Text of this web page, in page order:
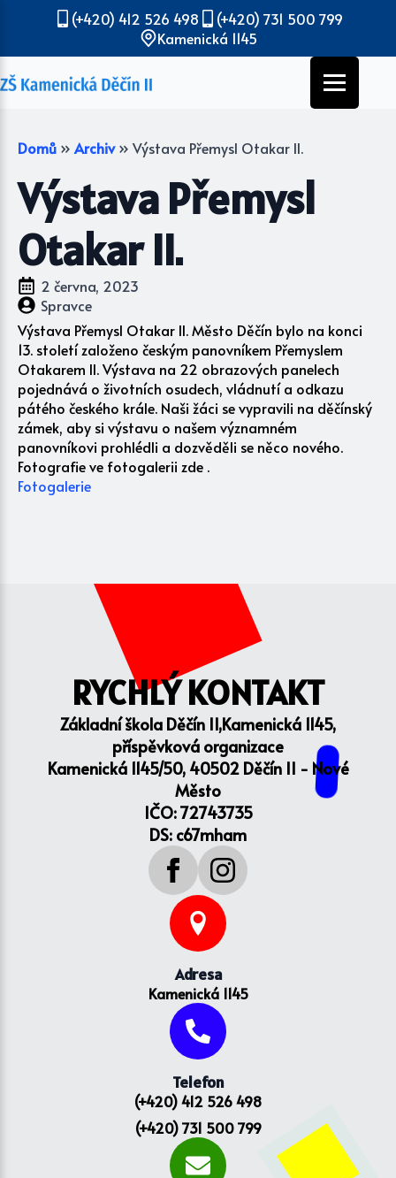
(+420) 412 526 498
(+420) 731 500 799
Kamenická 1145
Domů » Archiv » Výstava Přemysl Otakar II.
Výstava Přemysl
Otakar II.
2 června, 2023
Spravce
Výstava Přemysl Otakar II. Město Děčín bylo na konci
13. století založeno českým panovníkem Přemyslem
Otakarem II. Výstava na 22 obrazových panelech
pojednává o životních osudech, vládnutí a odkazu
pátého českého krále. Naši žáci se vypravili na děčínský
zámek, aby si výstavu o našem významném
panovníkovi prohlédli a dozvěděli se něco nového.
Fotografie ve fotogalerii zde .
Fotogalerie
RYCHLÝ KONTAKT
Základní škola Děčín II,Kamenická 1145,
příspěvková organizace
Kamenická 1145/50, 40502 Děčín II - Nové
Město
IČO: 72743735
DS: c67mham
Adresa
Kamenická 1145
Telefon
(+420) 412 526 498
(+420) 731 500 799